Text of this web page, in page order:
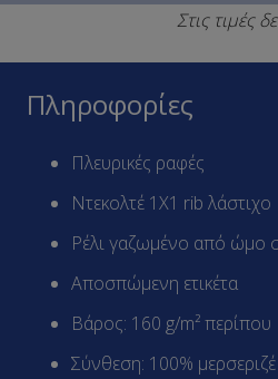
Στις τιμές
Πληροφορίες
Πλευρικές ραφές
Ντεκολτέ 1Χ1 rib λάστιχο
Ρέλι γαζωμένο από ώμο
Αποσπώμενη ετικέτα
Βάρος: 160 g/m² περίπου
Σύνθεση: 100%